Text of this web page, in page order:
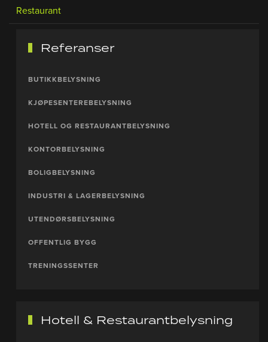
Restaurant
Referanser
BUTIKKBELYSNING
KJØPESENTEREBELYSNING
HOTELL OG RESTAURANTBELYSNING
KONTORBELYSNING
BOLIGBELYSNING
INDUSTRI & LAGERBELYSNING
UTENDØRSBELYSNING
OFFENTLIG BYGG
TRENINGSSENTER
Hotell & Restaurantbelysning